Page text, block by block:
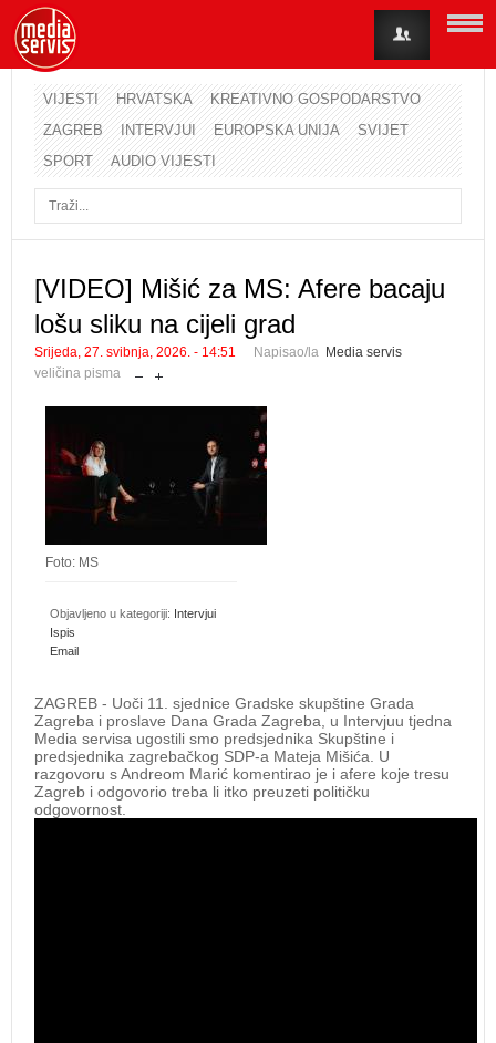
VIJESTI HRVATSKA
KREATIVNO GOSPODARSTVO
ZAGREB
INTERVJUI EUROPSKA UNIJA
SVIJET
SPORT
AUDIO VIJESTI
[VIDEO] Mišić za MS: Afere bacaju
lošu sliku na cijeli grad
Srijeda, 27. svibnja, 2026. - 14:51 Napisao/la Media servis
veličina pisma
Foto: MS
Objavljeno u kategoriji: Intervjui
Ispis
Email
ZAGREB - Uoči 11. sjednice Gradske skupštine Grada
Zagreba i proslave Dana Grada Zagreba, u Intervjuu tjedna
Media servisa ugostili smo predsjednika Skupštine i
predsjednika zagrebačkog SDP-a Mateja Mišića. U
razgovoru s Andreom Marić komentirao je i afere koje tresu
Zagreb i odgovorio treba li itko preuzeti političku
odgovornost.
Korisničko ime
Lozinka
Zaboravili ste lozinku?